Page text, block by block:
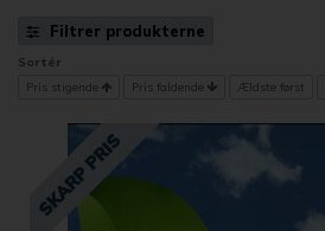
Filtrer produkterne
Sortér
Pris stigende
Pris faldende Ældste først